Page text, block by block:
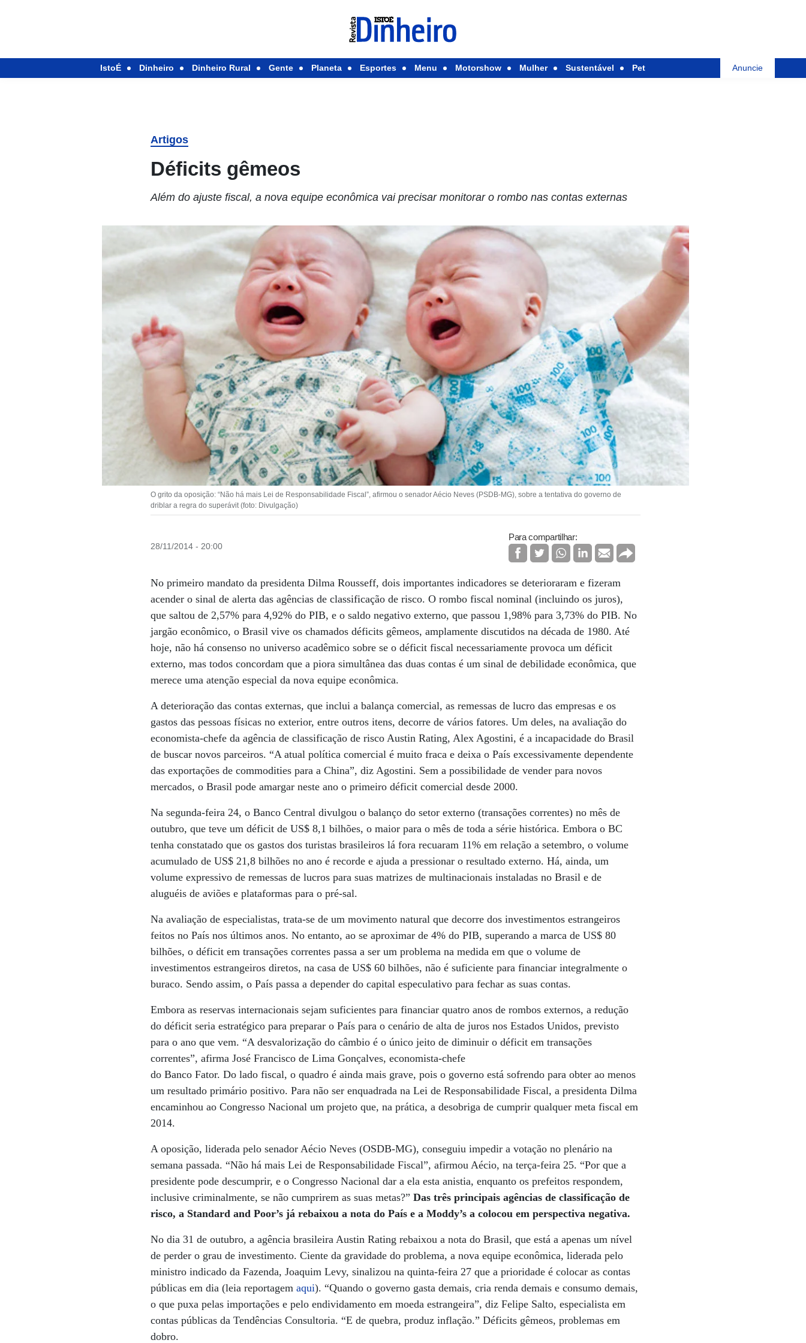
IstoÉ Dinheiro Dinheiro Rural Gente Planeta Esportes Menu Motorshow Mulher Sustentável Pet Anuncie
Artigos
Déficits gêmeos
Além do ajuste fiscal, a nova equipe econômica vai precisar monitorar o rombo nas contas externas
O grito da oposição: “Não há mais Lei de Responsabili­dade Fiscal”, afirmou o senador Aécio Neves (PSDB-MG), sobre a tentativa do governo de
driblar a regra do superávit (foto: Divulgação)
28/11/2014 - 20:00
Para compartilhar:
No primeiro mandato da presidenta Dilma Rousseff, dois importantes indicadores se deterioraram e fizeram
acender o sinal de alerta das agências de classificação de risco. O rombo fiscal nominal (incluindo os juros),
que saltou de 2,57% para 4,92% do PIB, e o saldo negativo externo, que passou 1,98% para 3,73% do PIB. No
jargão econômico, o Brasil vive os chamados déficits gêmeos, amplamente discutidos na década de 1980. Até
hoje, não há consenso no universo acadêmico sobre se o déficit fiscal necessariamente provoca um déficit
externo, mas todos concordam que a piora simultânea das duas contas é um sinal de debilidade econômica, que
merece uma atenção especial da nova equipe econômica.
A deterioração das contas externas, que inclui a balança comercial, as remessas de lucro das empresas e os
gastos das pessoas físicas no exterior, entre outros itens, decorre de vários fatores. Um deles, na avaliação do
economista-chefe da agência de classificação de risco Austin Rating, Alex Agostini, é a incapacidade do Brasil
de buscar novos parceiros. “A atual política comercial é muito fraca e deixa o País excessivamente dependente
das exportações de commodities para a China”, diz Agostini. Sem a possibilidade de vender para novos
mercados, o Brasil pode amargar neste ano o primeiro déficit comercial desde 2000.
Na segunda-feira 24, o Banco Central divulgou o balanço do setor externo (transações correntes) no mês de
outubro, que teve um déficit de US$ 8,1 bilhões, o maior para o mês de toda a série histórica. Embora o BC
tenha constatado que os gastos dos turistas brasileiros lá fora recuaram 11% em relação a setembro, o volume
acumulado de US$ 21,8 bilhões no ano é recorde e ajuda a pressionar o resultado externo. Há, ainda, um
volume expressivo de remessas de lucros para suas matrizes de multinacionais instaladas no Brasil e de
aluguéis de aviões e plataformas para o pré-sal.
Na avaliação de especialistas, trata-se de um movimento natural que decorre dos investimentos estrangeiros
feitos no País nos últimos anos. No entanto, ao se aproximar de 4% do PIB, superando a marca de US$ 80
bilhões, o déficit em transações correntes passa a ser um problema na medida em que o volume de
investimentos estrangeiros diretos, na casa de US$ 60 bilhões, não é suficiente para financiar integralmente o
buraco. Sendo assim, o País passa a depender do capital especulativo para fechar as suas contas.
Embora as reservas internacionais sejam suficientes para financiar quatro anos de rombos externos, a redução
do déficit seria estratégico para preparar o País para o cenário de alta de juros nos Estados Unidos, previsto
para o ano que vem. “A desvalorização do câmbio é o único jeito de diminuir o déficit em transações
correntes”, afirma José Francisco de Lima Gonçalves, economista-chefe
do Banco Fator. Do lado fiscal, o quadro é ainda mais grave, pois o governo está sofrendo para obter ao menos
um resultado primário positivo. Para não ser enquadrada na Lei de Responsabilidade Fiscal, a presidenta Dilma
encaminhou ao Congresso Nacional um projeto que, na prática, a desobriga de cumprir qualquer meta fiscal em
2014.
A oposição, liderada pelo senador Aécio Neves (OSDB-MG), conseguiu impedir a votação no plenário na
semana passada. “Não há mais Lei de Responsabilidade Fiscal”, afirmou Aécio, na terça-feira 25. “Por que a
presidente pode descumprir, e o Congresso Nacional dar a ela esta anistia, enquanto os prefeitos respondem,
inclusive criminalmente, se não cumprirem as suas metas?”Das três principais agências de classificação de
risco, a Standard and Poor’s já rebaixou a nota do País e a Moddy’s a colocou em perspectiva negativa.
No dia 31 de outubro, a agência brasileira Austin Rating rebaixou a nota do Brasil, que está a apenas um nível
de perder o grau de investimento. Ciente da gravidade do problema, a nova equipe econômica, liderada pelo
ministro indicado da Fazenda, Joaquim Levy, sinalizou na quinta-feira 27 que a prioridade é colocar as contas
públicas em dia (leia reportagemaqui). “Quando o governo gasta demais, cria renda demais e consumo demais,
o que puxa pelas importações e pelo endividamento em moeda estrangeira”, diz Felipe Salto, especialista em
contas públicas da Tendências Consultoria. “E de quebra, produz inflação.” Déficits gêmeos, problemas em
dobro.